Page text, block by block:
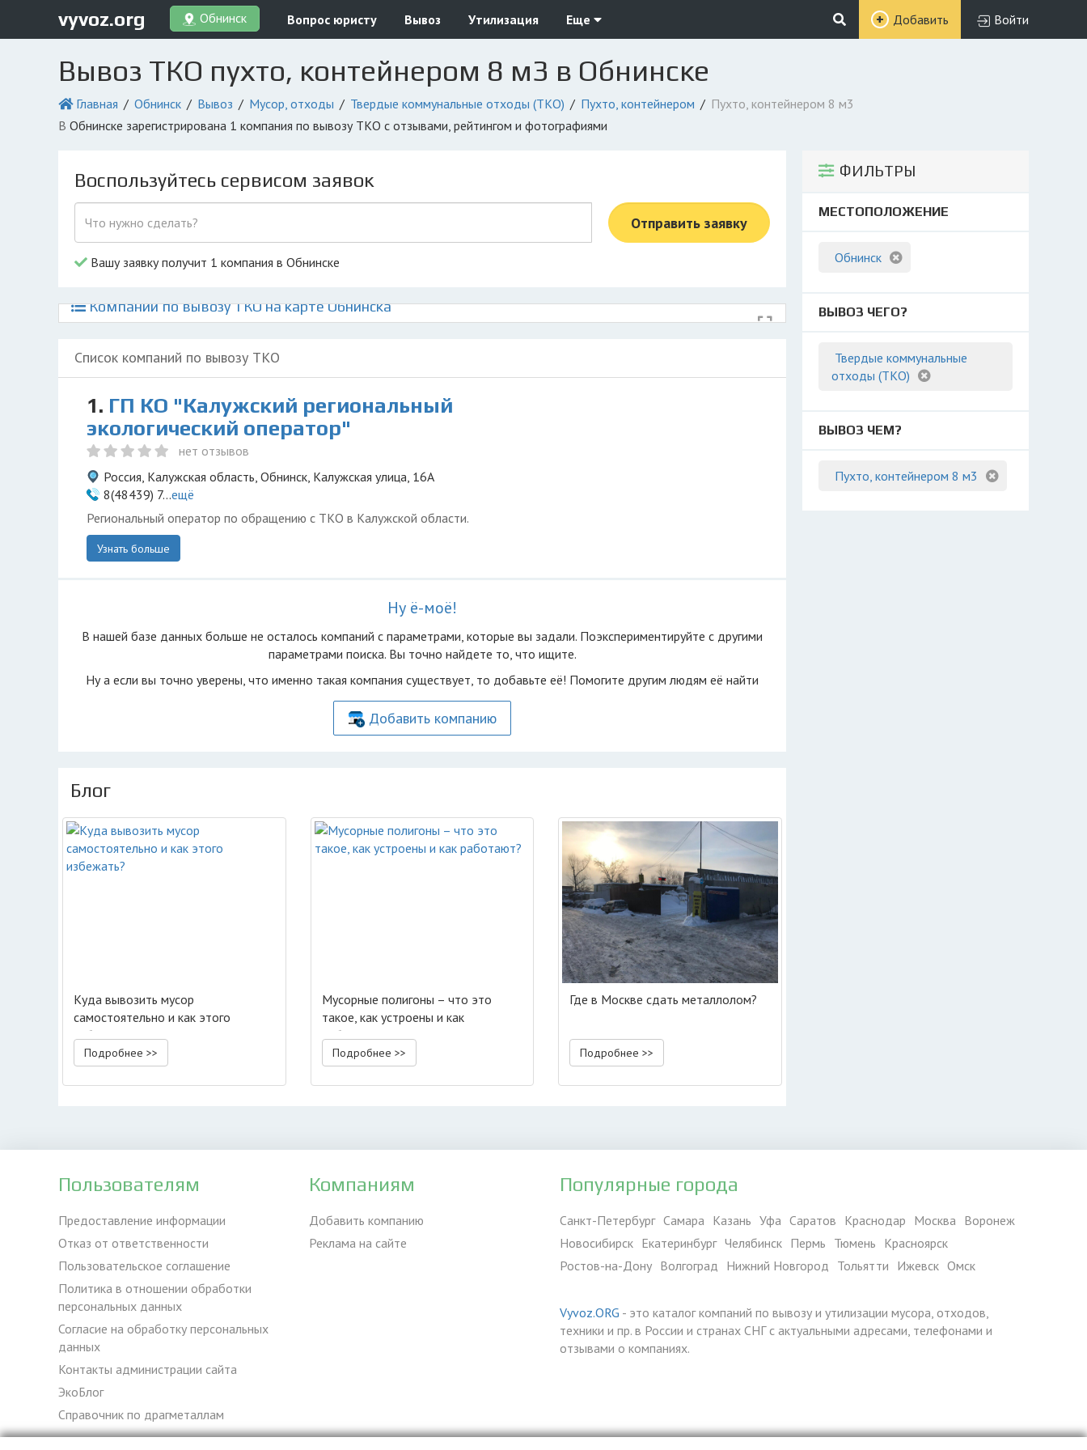
vyvoz.org Обнинск Вопрос юристу Вывоз Утилизация Еще Добавить Войти
Вывоз ТКО пухто, контейнером 8 м3 в Обнинске
Главная Обнинск Вывоз Мусор, отходы Твердые коммунальные отходы (ТКО) Пухто, контейнером
Пухто, контейнером 8 м3
в Обнинске зарегистрирована 1 компания по вывозу ТКО с отзывами, рейтингом и фотографиями
ФИЛЬТРЫ
МЕСТОПОЛОЖЕНИЕ
Обнинск
ВЫВОЗ ЧЕГО?
Твердые коммунальные
отходы (ТКО)
ВЫВОЗ ЧЕМ?
Пухто, контейнером 8 м3
Воспользуйтесь сервисом заявок
Отправить заявку
Вашу заявку получит 1 компания в Обнинске
Компании по вывозу ТКО на карте Обнинска
Список компаний по вывозу ТКО
1. ГП КО "Калужский региональный
экологический оператор"
нет отзывов
Россия, Калужская область, Обнинск, Калужская улица, 16А
8(48439) 7...ещё
Региональный оператор по обращению с ТКО в Калужской области.
Узнать больше
Ну ё-моё!
В нашей базе данных больше не осталоcь компаний с параметрами, которые вы задали. Поэкспериментируйте с другими
параметрами поиска. Вы точно найдете то, что ищите.
Ну а если вы точно уверены, что именно такая компания существует, то добавьте её! Помогите другим людям её найти
Добавить компанию
Блог
Куда вывозить мусор
самостоятельно и как этого
избежать?
Подробнее >>
Мусорные полигоны – что это
такое, как устроены и как
работают?
Подробнее >>
Где в Москве сдать металлолом?
Подробнее >>
Пользователям
Предоставление информации
Отказ от ответственности
Пользовательское соглашение
Политика в отношении обработки
персональных данных
Согласие на обработку персональных
данных
Контакты администрации сайта
ЭкоБлог
Справочник по драгметаллам
Компаниям
Добавить компанию
Реклама на сайте
Популярные города
Санкт-Петербург Самара Казань Уфа Саратов Краснодар Москва Воронеж
Новосибирск Екатеринбург Челябинск Пермь Тюмень Красноярск
Ростов-на-Дону Волгоград Нижний Новгород Тольятти Ижевск Омск
Vyvoz.ORG - это каталог компаний по вывозу и утилизации мусора, отходов,
техники и пр. в России и странах СНГ с актуальными адресами, телефонами и
отзывами о компаниях.